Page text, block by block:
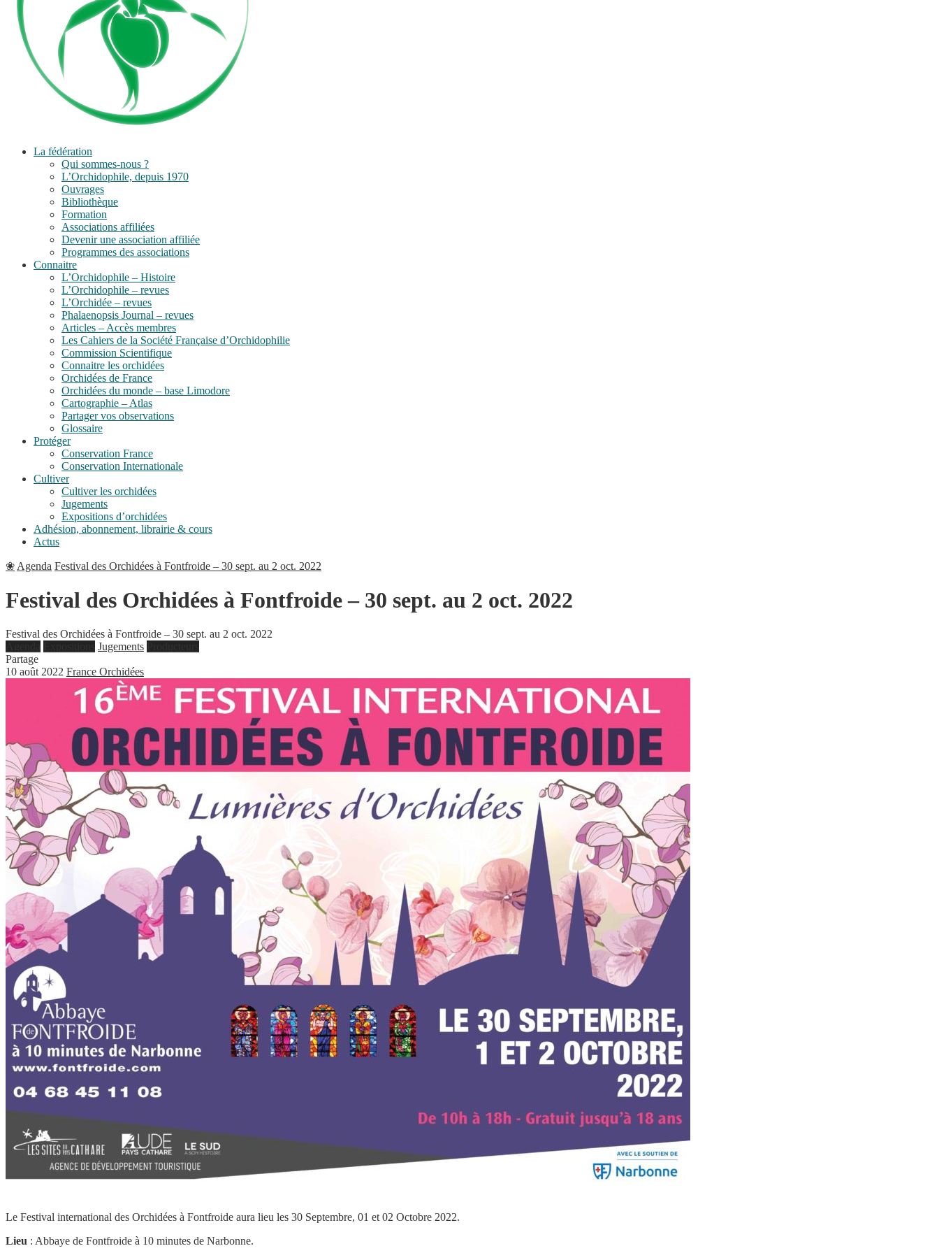
La fédération
Qui sommes-nous ?
L’Orchidophile, depuis 1970
Ouvrages
Bibliothèque
Formation
Associations affiliées
Devenir une association affiliée
Programmes des associations
Connaitre
L’Orchidophile – Histoire
L’Orchidophile – revues
L’Orchidée – revues
Phalaenopsis Journal – revues
Articles – Accès membres
Les Cahiers de la Société Française d’Orchidophilie
Commission Scientifique
Connaitre les orchidées
Orchidées de France
Orchidées du monde – base Limodore
Cartographie – Atlas
Partager vos observations
Glossaire
Protéger
Conservation France
Conservation Internationale
Cultiver
Cultiver les orchidées
Jugements
Expositions d’orchidées
Adhésion, abonnement, librairie & cours
Actus
❀ Agenda Festival des Orchidées à Fontfroide – 30 sept. au 2 oct. 2022
Festival des Orchidées à Fontfroide – 30 sept. au 2 oct. 2022
Festival des Orchidées à Fontfroide – 30 sept. au 2 oct. 2022
Jugements
Partage
10 août 2022 France Orchidées
Le Festival international des Orchidées à Fontfroide aura lieu les 30 Septembre, 01 et 02 Octobre 2022.
Lieu : Abbaye de Fontfroide à 10 minutes de Narbonne.